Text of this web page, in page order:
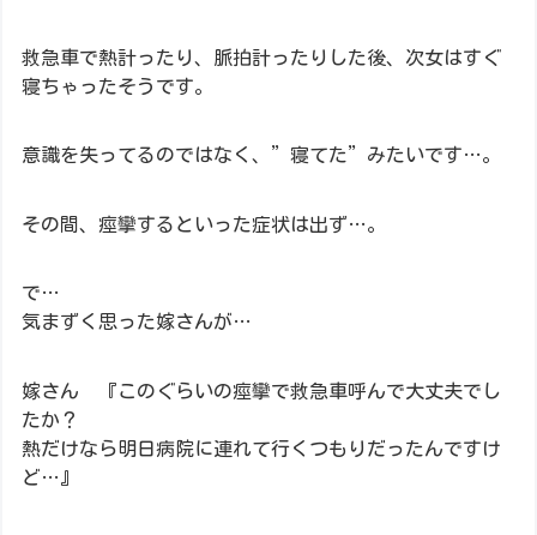
救急車で熱計ったり、脈拍計ったりした後、次女はすぐ
寝ちゃったそうです。
意識を失ってるのではなく、”寝てた”みたいです…。
その間、痙攣するといった症状は出ず…。
で…
気まずく思った嫁さんが…
嫁さん 『このぐらいの痙攣で救急車呼んで大丈夫でし
たか？
熱だけなら明日病院に連れて行くつもりだったんですけ
ど…』